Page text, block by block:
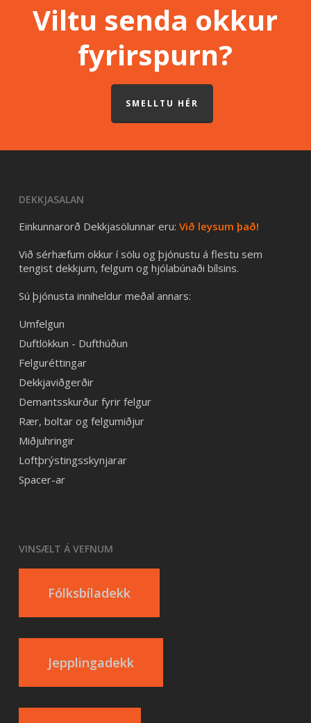
Viltu senda okkur
fyrirspurn?
SMELLTU HÉR
DEKKJASALAN
Einkunnarorð Dekkjasölunnar eru: Við leysum það!
Við sérhæfum okkur í sölu og þjónustu á flestu sem
tengist dekkjum, felgum og hjólabúnaði bílsins.
Sú þjónusta inniheldur meðal annars:
Umfelgun
Duftlökkun - Dufthúðun
Felguréttingar
Dekkjaviðgerðir
Demantsskurður fyrir felgur
Rær, boltar og felgumiðjur
Miðjuhringir
Loftþrýstingsskynjarar
Spacer-ar
VINSÆLT Á VEFNUM
Fólksbíladekk
Jepplingadekk